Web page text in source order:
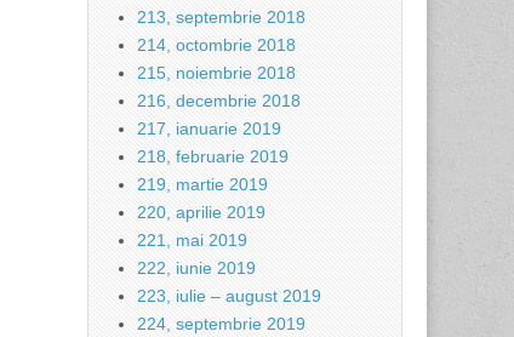
213, septembrie 2018
214, octombrie 2018
215, noiembrie 2018
216, decembrie 2018
217, ianuarie 2019
218, februarie 2019
219, martie 2019
220, aprilie 2019
221, mai 2019
222, iunie 2019
223, iulie – august 2019
224, septembrie 2019